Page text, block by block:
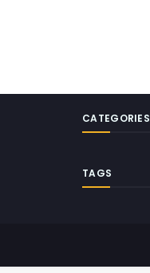
CATEGORIES
TAGS